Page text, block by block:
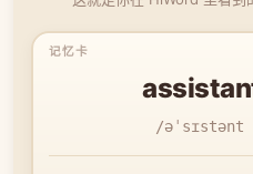
/